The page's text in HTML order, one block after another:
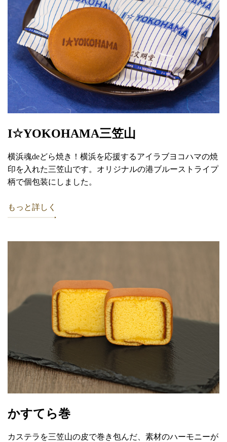
I☆YOKOHAMA三笠山
横浜魂deどら焼き！横浜を応援するアイラブヨコハマの焼
印を入れた三笠山です。オリジナルの港ブルーストライプ
柄で個包装にしました。
もっと詳しく
かすてら巻
カステラを三笠山の皮で巻き包んだ、素材のハーモニーが